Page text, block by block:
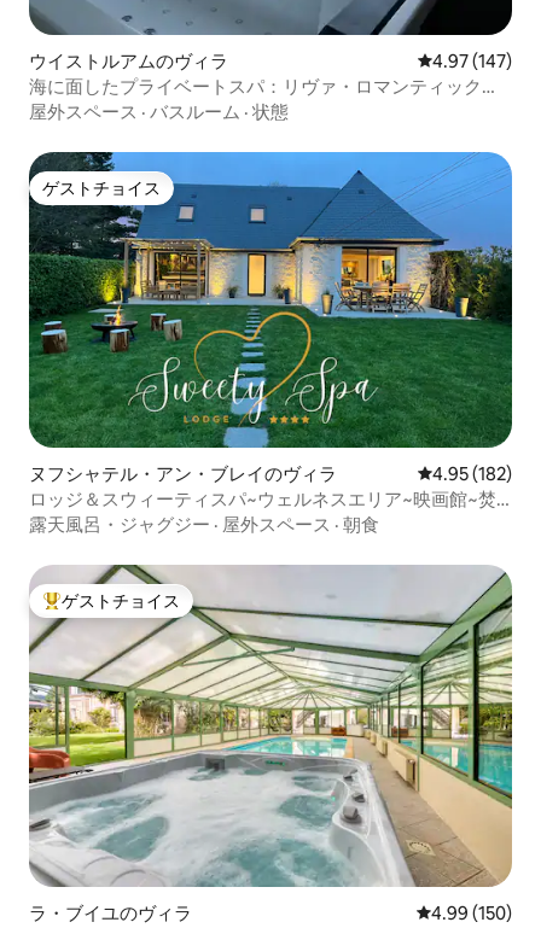
ウイストルアムのヴィラ レビュー147
4.97 (147)
海に面したプライベートスパ：リヴァ・ロマンティック＆
スパ
屋外スペース · バスルーム · 状態
ゲストチョイス
ゲストチョイス
ヌフシャテル・アン・ブレイのヴィラ レビュー182
4.95 (182)
ロッジ＆スウィーティスパ~ウェルネスエリア~映画館~焚
き火台
露天風呂・ジャグジー · 屋外スペース · 朝食
大好評のゲストチョイスです。
ゲストチョイス
ラ・ブイユのヴィラ レビュー150
4.99 (150)